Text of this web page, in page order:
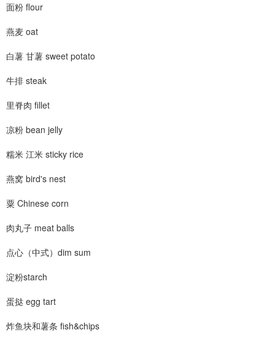
面粉 flour
燕麦 oat
白薯 甘薯 sweet potato
牛排 steak
里脊肉 fillet
凉粉 bean jelly
糯米 江米 sticky rice
燕窝 bird's nest
粟 Chinese corn
肉丸子 meat balls
点心（中式）dim sum
淀粉starch
蛋挞 egg tart
炸鱼块和薯条 fish&chips